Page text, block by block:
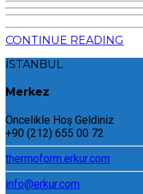
CONTINUE READING
İSTANBUL
Merkez
Öncelikle Hoş Geldiniz
+90 (212) 655 00 72
thermoform.erkur.com
info@erkur.com